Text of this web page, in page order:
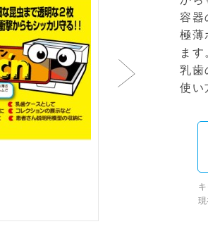
容器
極薄
ます
乳歯
使い
現